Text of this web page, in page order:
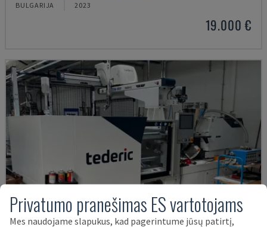
BULGARIJA 2023
19.000 €
Privatumo pranešimas ES vartotojams
Mes naudojame slapukus, kad pagerintume jūsų patirtį,